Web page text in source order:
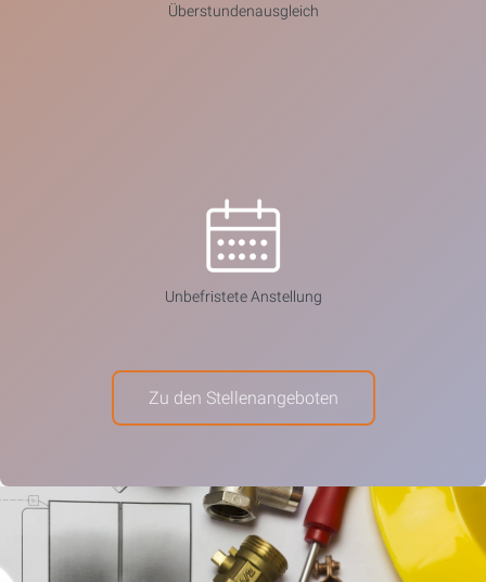
Überstundenausgleich
Unbefristete Anstellung
Zu den Stellenangeboten